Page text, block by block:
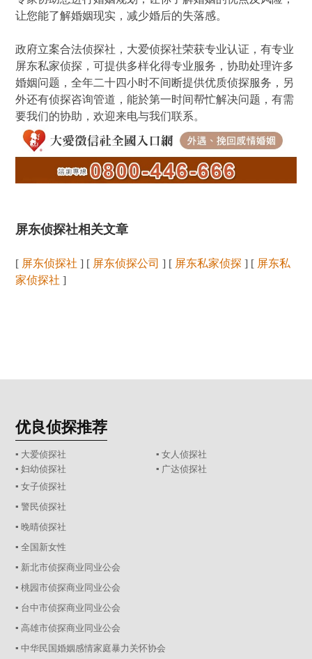
让您能了解婚姻现实，减少婚后的失落感。
政府立案合法侦探社，大爱侦探社荣获专业认证，有专业
屏东私家侦探，可提供多样化得专业服务，协助处理许多
婚姻问题，全年二十四小时不间断提供优质侦探服务，另
外还有侦探咨询管道，能於第一时间帮忙解决问题，有需
要我们的协助，欢迎来电与我们联系。
屏东侦探社相关文章
[ 屏东侦探社 ] [ 屏东侦探公司 ] [ 屏东私家侦探 ] [ 屏东私
家侦探社 ]
优良侦探推荐
▪ 大爱侦探社
▪ 女人侦探社
▪ 妇幼侦探社
▪ 广达侦探社
▪ 女子侦探社
▪ 警民侦探社
▪ 晚晴侦探社
▪ 全国新女性
▪ 新北市侦探商业同业公会
▪ 桃园市侦探商业同业公会
▪ 台中市侦探商业同业公会
▪ 高雄市侦探商业同业公会
▪ 中华民国婚姻感情家庭暴力关怀协会